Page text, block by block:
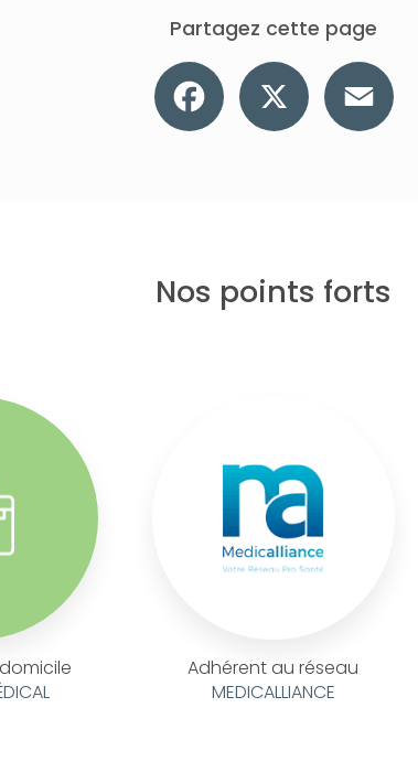
Partagez cette page
Facebook
Nos points forts
Adhérent au réseau
MEDICALLIANCE